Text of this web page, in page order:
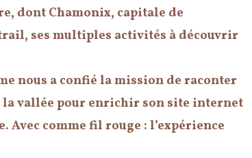
dont Chamonix, capitale de
ses multiples activités à découvrir
nous a confié la mission de raconter
la vallée pour enrichir son site internet
Avec comme fil rouge : l’expérience